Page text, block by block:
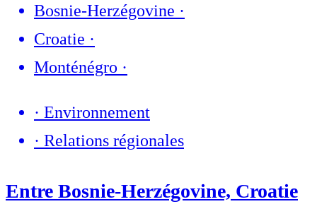
Bosnie-Herzégovine ·
Croatie ·
Monténégro ·
· Environnement
· Relations régionales
Entre Bosnie-Herzégovine, Croatie